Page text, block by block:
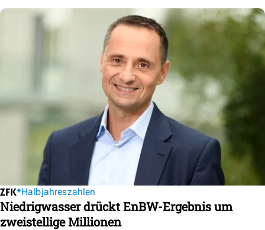
Halbjahreszahlen
Niedrigwasser drückt EnBW-Ergebnis um
zweistellige Millionen